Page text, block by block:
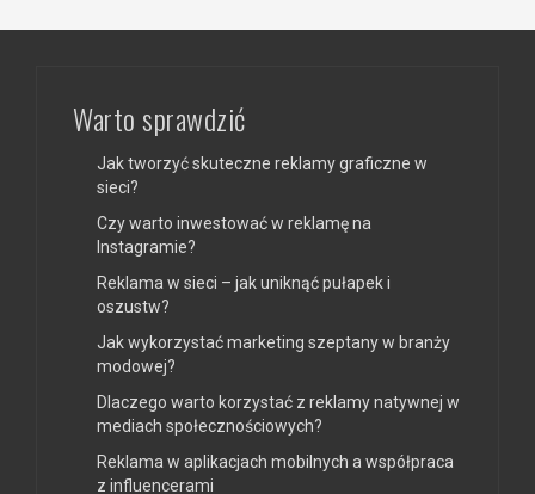
Warto sprawdzić
Jak tworzyć skuteczne reklamy graficzne w
sieci?
Czy warto inwestować w reklamę na
Instagramie?
Reklama w sieci – jak uniknąć pułapek i
oszustw?
Jak wykorzystać marketing szeptany w branży
modowej?
Dlaczego warto korzystać z reklamy natywnej w
mediach społecznościowych?
Reklama w aplikacjach mobilnych a współpraca
z influencerami